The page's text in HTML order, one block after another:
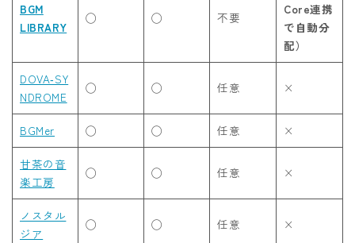
BGM
LIBRARY
◯ ◯ 不要
Core連携
で自動分
配）
DOVA‑SY
NDROME
◯ ◯ 任意 ×
BGMer ◯ ◯ 任意 ×
甘茶の音
楽工房
◯ ◯ 任意 ×
ノスタル
ジア
◯ ◯ 任意 ×